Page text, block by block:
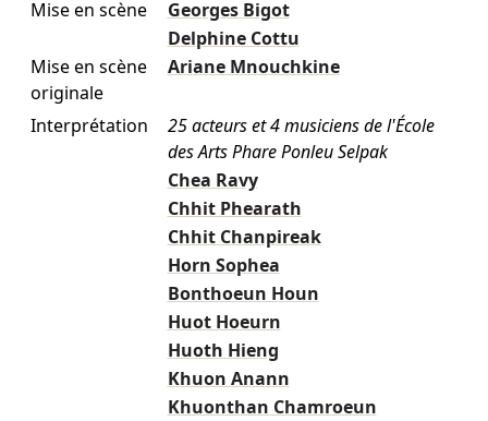
Mise en scène
Georges Bigot
Delphine Cottu
Mise en scène
originale
Ariane Mnouchkine
Interprétation
25 acteurs et 4 musiciens de l'École
des Arts Phare Ponleu Selpak
Chea Ravy
Chhit Phearath
Chhit Chanpireak
Horn Sophea
Bonthoeun Houn
Huot Hoeurn
Huoth Hieng
Khuon Anann
Khuonthan Chamroeun